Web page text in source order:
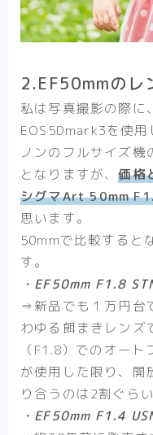
2.EF50mmのレ
私は写真撮影の際に
EOS5Dmark3を使
ノンのフルサイズ機
となりますが、価格
シグマArt 50mm
思います。
50mmで比較すると
す。
・EF50mm F1.8
⇒新品でも１万円台
わゆる餌まきレンズ
（F1.8）でのオー
が使用した限り、開
り合うのは2割ぐらい
・EF50mm F1.4